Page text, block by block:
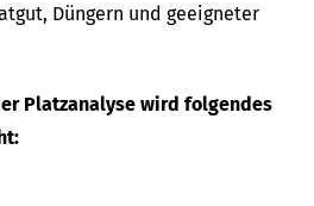
Düngern und geeigneter
Platzanalyse wird folgendes